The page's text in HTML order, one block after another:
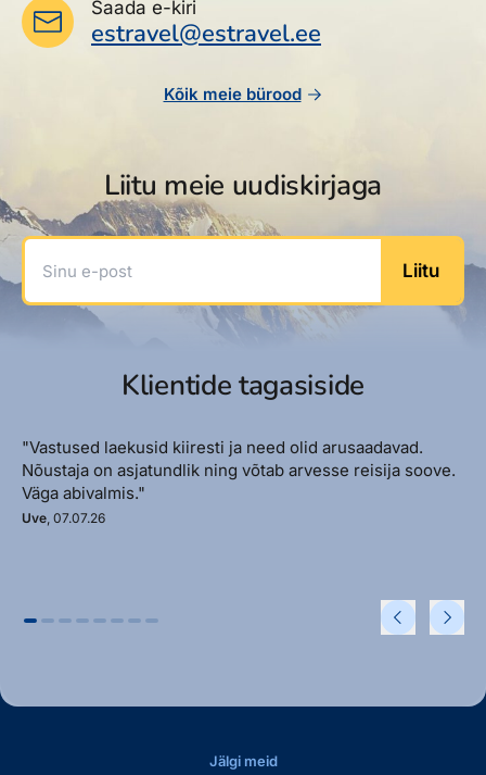
Saada e-kiri
estravel@estravel.ee
Kõik meie bürood
Liitu meie uudiskirjaga
Sinu e-post
Liitu
Klientide tagasiside
"Vastused laekusid kiiresti ja need olid arusaadavad.
Nõustaja on asjatundlik ning võtab arvesse reisija soove.
Väga abivalmis."
Uve, 07.07.26
Jälgi meid